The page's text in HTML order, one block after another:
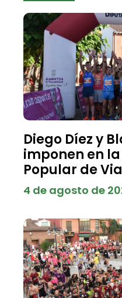
Diego Díez y
imponen en
Popular de
4 de agosto de